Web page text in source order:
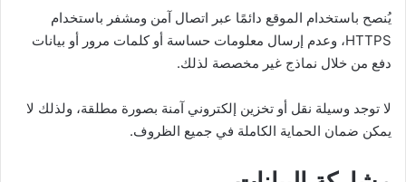
يُنصح باستخدام الموقع دائمًا عبر اتصال آمن ومشفر باستخدام
HTTPS، وعدم إرسال معلومات حساسة أو كلمات مرور أو بيانات
دفع من خلال نماذج غير مخصصة لذلك.
لا توجد وسيلة نقل أو تخزين إلكتروني آمنة بصورة مطلقة، ولذلك لا
يمكن ضمان الحماية الكاملة في جميع الظروف.